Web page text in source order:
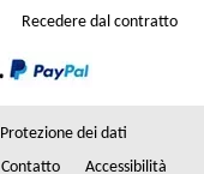
Recedere dal contratto
Protezione dei dati
Contatto Accessibilità